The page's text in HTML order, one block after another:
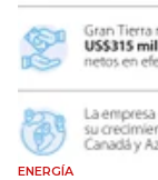
ENERGÍA